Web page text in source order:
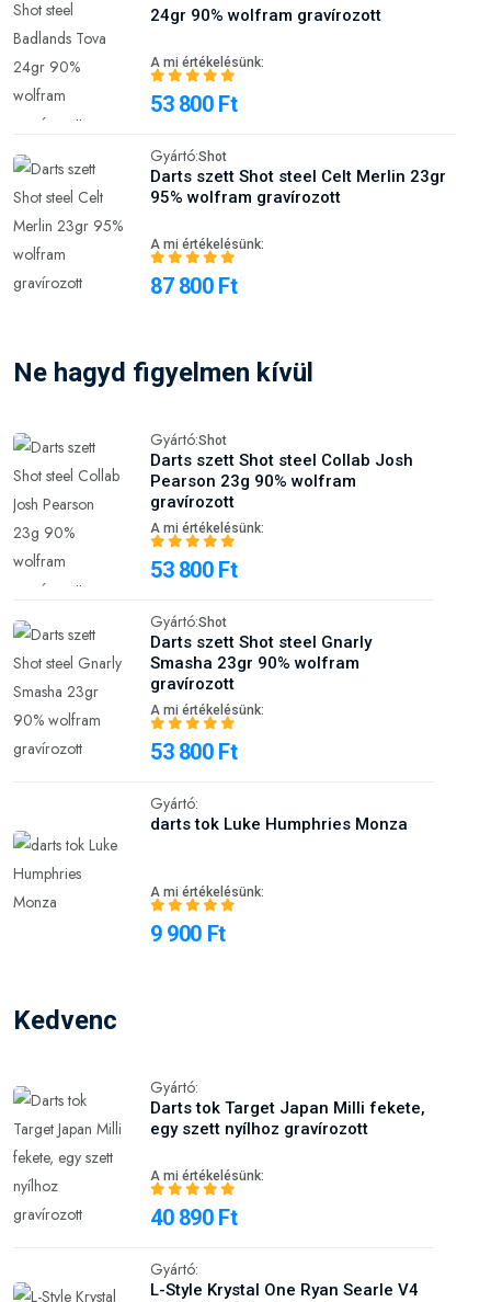
24gr 90% wolfram gravírozott
A mi értékelésünk:
53 800 Ft
Gyártó:Shot
Darts szett Shot steel Celt Merlin 23gr
95% wolfram gravírozott
A mi értékelésünk:
87 800 Ft
Ne hagyd figyelmen kívül
Gyártó:Shot
Darts szett Shot steel Collab Josh
Pearson 23g 90% wolfram
gravírozott
A mi értékelésünk:
53 800 Ft
Gyártó:Shot
Darts szett Shot steel Gnarly
Smasha 23gr 90% wolfram
gravírozott
A mi értékelésünk:
53 800 Ft
Gyártó:
darts tok Luke Humphries Monza
A mi értékelésünk:
9 900 Ft
Kedvenc
Gyártó:
Darts tok Target Japan Milli fekete,
egy szett nyílhoz gravírozott
A mi értékelésünk:
40 890 Ft
Gyártó:
L-Style Krystal One Ryan Searle V4